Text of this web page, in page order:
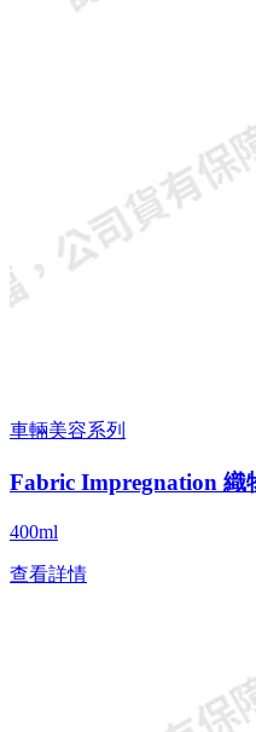
車輛美容系列
Fabric Impregnation 織
400ml
查看詳情